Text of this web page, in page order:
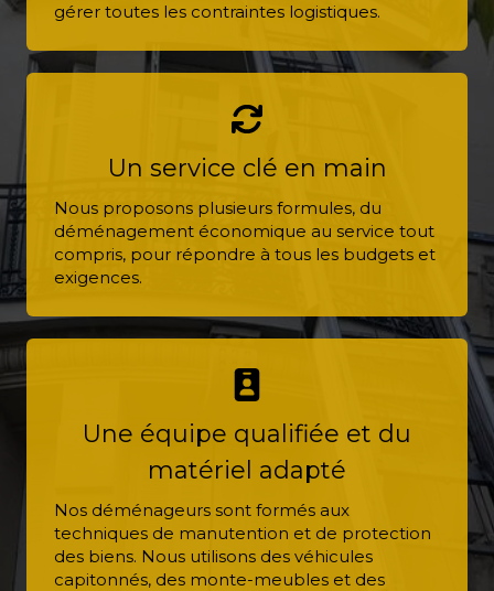
gérer toutes les contraintes logistiques.
Un service clé en main
Nous proposons plusieurs formules, du
déménagement économique au service tout
compris, pour répondre à tous les budgets et
exigences.
Une équipe qualifiée et du
matériel adapté
Nos déménageurs sont formés aux
techniques de manutention et de protection
des biens. Nous utilisons des véhicules
capitonnés, des monte-meubles et des